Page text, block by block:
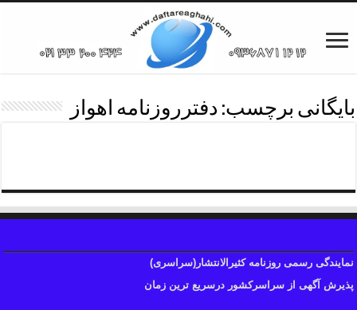
بایگانی برچسب: دفترروزنامه اهواز
نمایندگی رسمی روزنامه کثیرالانتشار(سراسری)
پذیرش آگهی از سراسرکشور درسریع ترین زمان